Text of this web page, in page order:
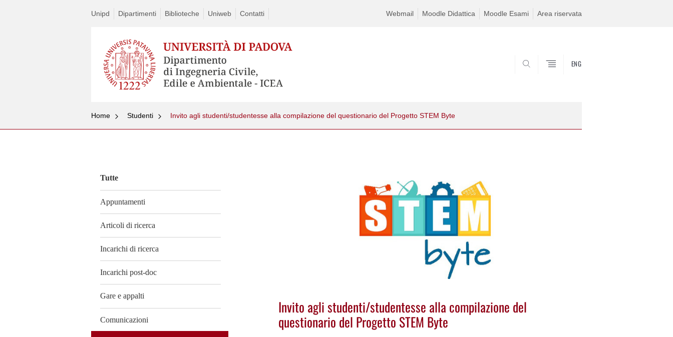
Unipd Dipartimenti Biblioteche Uniweb Contatti Webmail Moodle Didattica Moodle Esami Area riservata
ENG
Home Studenti Invito agli studenti/studentesse alla compilazione del questionario del Progetto STEM Byte
Tutte
Appuntamenti
Articoli di ricerca
Incarichi di ricerca
Incarichi post-doc
Gare e appalti
Comunicazioni
Invito agli studenti/studentesse alla compilazione del
questionario del Progetto STEM Byte